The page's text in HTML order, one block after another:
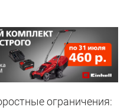
ограничения: